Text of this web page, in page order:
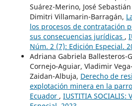
Suárez-Merino, José
Dimitri Villamarin-Barragán,
los procesos de contratación
sus consecuencias jurídicas ,
Núm. 2 (7): Edición Especial.
Adriana Gabriela Ballesteros-
Cornejo-Aguiar, Vladimir
Zaidan-Albuja, Derecho de
explotación minera en la
Ecuador , IUSTITIA SOCIALIS: